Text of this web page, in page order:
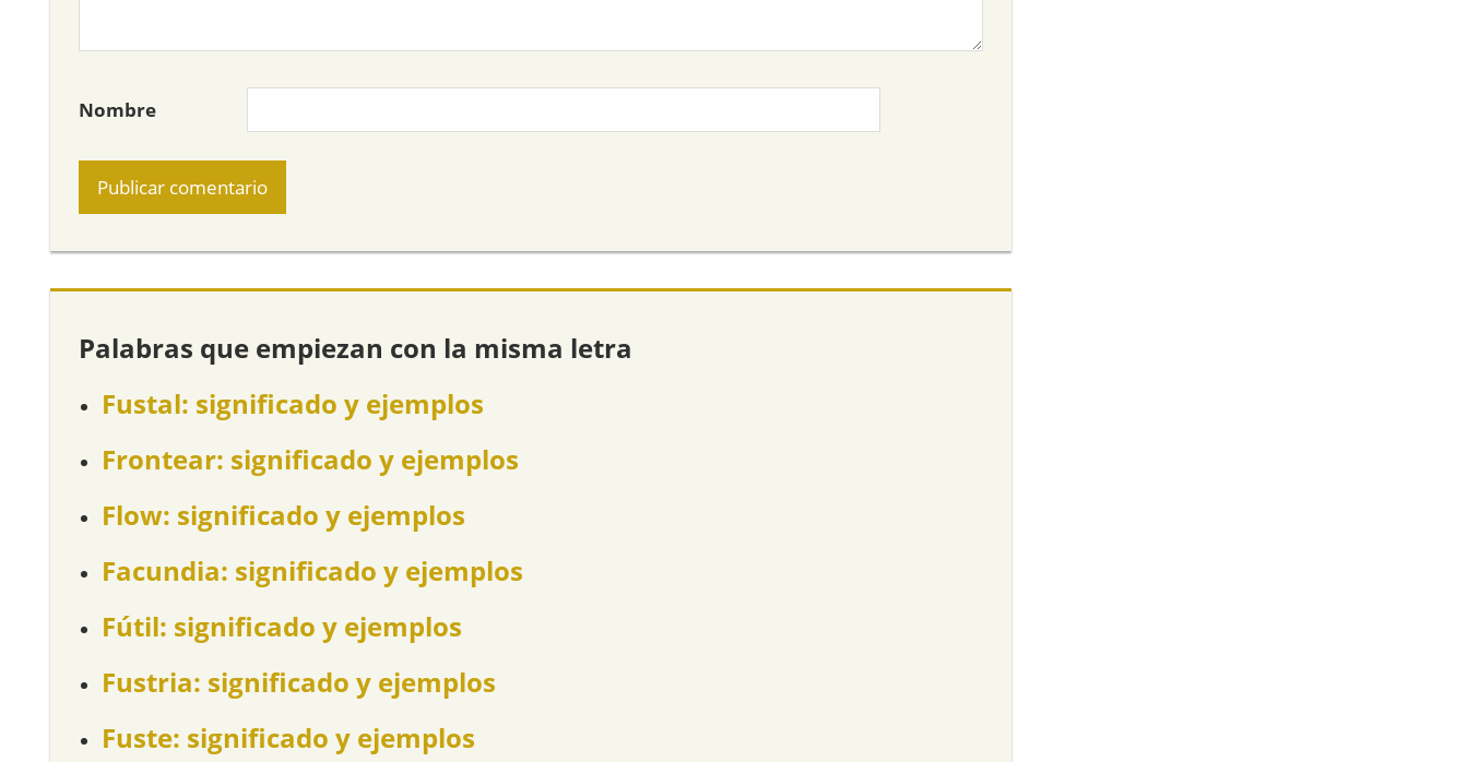
Nombre
Palabras que empiezan con la misma letra
Fustal: significado y ejemplos
Frontear: significado y ejemplos
Flow: significado y ejemplos
Facundia: significado y ejemplos
Fútil: significado y ejemplos
Fustria: significado y ejemplos
Fuste: significado y ejemplos